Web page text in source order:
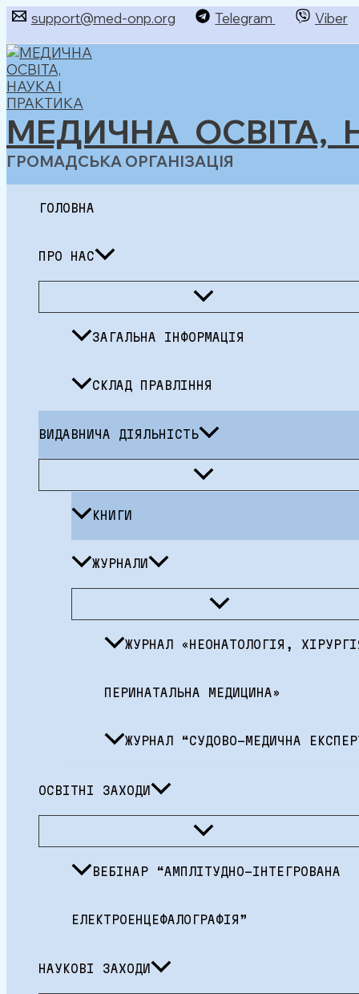
Перейти
вмісту
support@med-onp.org Telegram Viber
МЕДИЧНА ОСВІТА,
ГРОМАДСЬКА ОРГАНІЗАЦІЯ
ГОЛОВНА
ПРО НАС
Перемикач
меню
ЗАГАЛЬНА ІНФОРМАЦІЯ
СКЛАД ПРАВЛІННЯ
ВИДАВНИЧА ДІЯЛЬНІСТЬ
Перемикач
меню
КНИГИ
ЖУРНАЛИ
Перемикач
меню
ЖУРНАЛ «НЕОНАТОЛОГІЯ,
ПЕРИНАТАЛЬНА МЕДИЦИНА»
ЖУРНАЛ “СУДОВО-МЕДИЧНА
ОСВІТНІ ЗАХОДИ
Перемикач
меню
ВЕБІНАР “АМПЛІТУДНО-ІНТЕГРОВАНА
ЕЛЕКТРОЕНЦЕФАЛОГРАФІЯ”
НАУКОВІ ЗАХОДИ